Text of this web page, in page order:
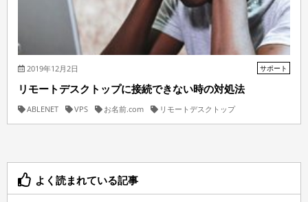
2019年12月2日 サポート
リモートデスクトップに接続できない時の対処法
ABLENET VPS お名前.com リモートデスクトップ
よく読まれている記事